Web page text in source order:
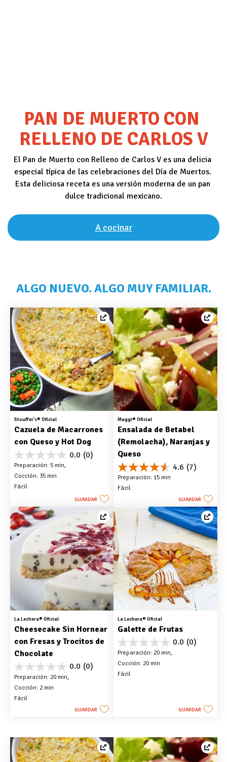
PAN DE MUERTO CON
RELLENO DE CARLOS V
El Pan de Muerto con Relleno de Carlos V es una delicia
especial típica de las celebraciones del Día de Muertos.
Esta deliciosa receta es una versión moderna de un pan
dulce tradicional mexicano.
A cocinar
ALGO NUEVO. ALGO MUY FAMILIAR.
Stouffer's® Oficial
Cazuela de Macarrones
con Queso y Hot Dog
0.0 (0)
0.0
de
5
estrellas.
Preparación: 5 min,
Cocción: 35 min
Fácil
GUARDAR
Maggi® Oficial
Ensalada de Betabel
(Remolacha), Naranjas y
Queso
4.6 (7)
4.6
de
5
reseñas
Preparación: 15 min
Fácil
GUARDAR
La Lechera® Oficial
Cheesecake Sin Hornear
con Fresas y Trocitos de
Chocolate
0.0 (0)
0.0
de
5
estrellas.
Preparación: 20 min,
Cocción: 2 min
Fácil
GUARDAR
La Lechera® Oficial
Galette de Frutas
0.0 (0)
0.0
de
5
estrellas.
Preparación: 20 min,
Cocción: 20 min
Fácil
GUARDAR